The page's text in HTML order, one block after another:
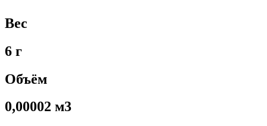
Вес
6 г
Объём
0,00002 м3